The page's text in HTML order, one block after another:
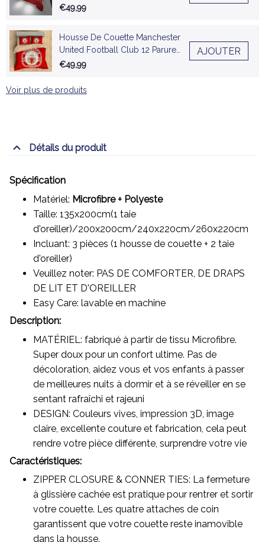
de lit Ensemble De Literie
€49,99
Housse De Couette Manchester
United Football Club 12 Parure
de lit Ensemble De Literie
€49,99
AJOUTER
Voir plus de produits
Détails du produit
Spécification
Matériel: Microfibre + Polyeste
Taille: 135x200cm(1 taie
d'oreiller)/200x200cm/240x220cm/260x220cm
Incluant: 3 pièces (1 housse de couette + 2 taie
d'oreiller)
Veuillez noter: PAS DE COMFORTER, DE DRAPS
DE LIT ET D'OREILLER
Easy Care: lavable en machine
Description:
MATÉRIEL: fabriqué à partir de tissu Microfibre.
Super doux pour un confort ultime. Pas de
décoloration, aidez vous et vos enfants à passer
de meilleures nuits à dormir et à se réveiller en se
sentant rafraîchi et rajeuni
DESIGN: Couleurs vives, impression 3D, image
claire, excellente couture et fabrication, cela peut
rendre votre pièce différente, surprendre votre vie
Caractéristiques:
ZIPPER CLOSURE & CONNER TIES: La fermeture
à glissière cachée est pratique pour rentrer et sortir
votre couette. Les quatre attaches de coin
garantissent que votre couette reste inamovible
dans la housse.